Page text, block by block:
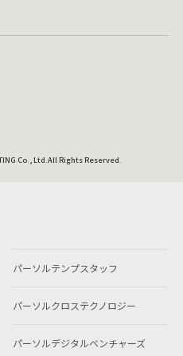
Co., Ltd.All Rights Reserved.
パーソルテンプスタッフ
パーソルクロステクノロジー
パーソルデジタルベンチャーズ